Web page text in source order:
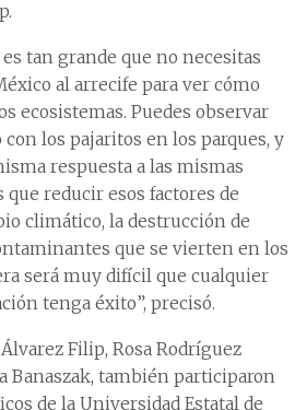
tan grande que no necesitas
al arrecife para ver cómo
ecosistemas. Puedes observar
con los pajaritos en los parques, y
respuesta a las mismas
que reducir esos factores de
climático, la destrucción de
que se vierten en los
será muy difícil que cualquier
tenga éxito”, precisó.
Filip, Rosa Rodríguez
Banaszak, también participaron
de la Universidad Estatal de